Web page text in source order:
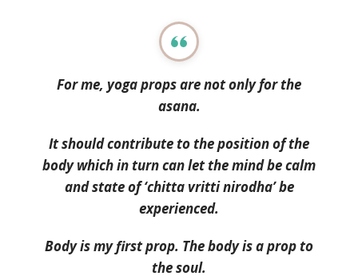
For me, yoga props are not only for the
asana.
It should contribute to the position of the
body which in turn can let the mind be calm
and state of ‘chitta vritti nirodha’ be
experienced.
Body is my first prop. The body is a prop to
the soul.